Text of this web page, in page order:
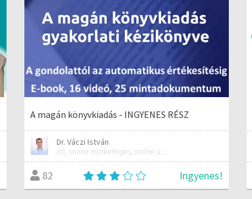
A magán könyvkiadás - INGYENES RÉSZ
Dr. Váczi István
író, online marketinges, online automatizálási szakember
82 Ingyenes!